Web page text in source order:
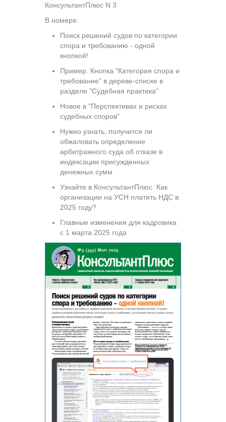
КонсультантПлюс N 3
В номере:
Поиск решений судов по категории
спора и требованию - одной
кнопкой!
Пример. Кнопка "Категория спора и
требование" в дереве-списке в
разделе "Судебная практика"
Новое в "Перспективах и рисках
судебных споров"
Нужно узнать, получится ли
обжаловать определение
арбитражного суда об отказе в
индексации присужденных
денежных сумм
Узнайте в КонсультантПлюс. Как
организации на УСН платить НДС в
2025 году?
Главные изменения для кадровика
с 1 марта 2025 года